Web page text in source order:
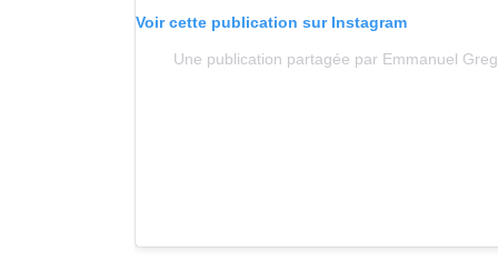
Voir cette publication sur Instagram
Une publication partagée par Emmanuel